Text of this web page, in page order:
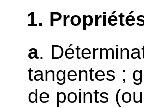
1.
a.
tangentes ;
de points